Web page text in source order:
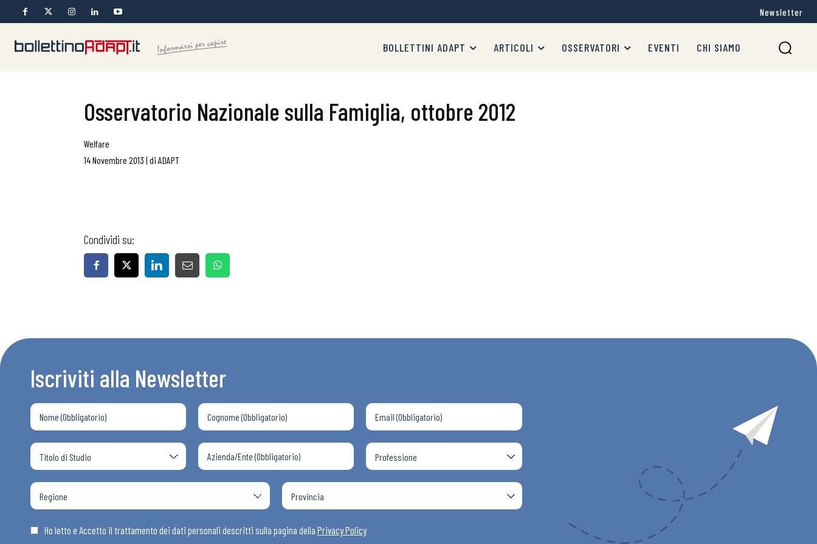
Bollettini ADAPT
Articoli
Osservatori
Newsletter
BOLLETTINI ADAPT ARTICOLI OSSERVATORI EVENTI CHI SIAMO
Osservatorio Nazionale sulla Famiglia, ottobre 2012
Welfare
14 Novembre 2013 | di ADAPT
Condividi su:
Iscriviti alla Newsletter
Ho letto e Accetto il trattamento dei dati personali descritti sulla pagina della Privacy Policy